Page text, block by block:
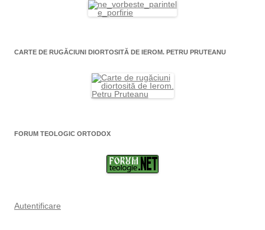
CARTE DE RUGĂCIUNI DIORTOSITĂ DE IEROM. PETRU PRUTEANU
FORUM TEOLOGIC ORTODOX
Autentificare